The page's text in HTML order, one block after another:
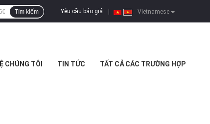
Vietnamese
Yêu cầu báo giá
Tìm kiếm
CHÚNG TÔI TIN TỨC TẤT CẢ CÁC TRƯỜNG HỢP